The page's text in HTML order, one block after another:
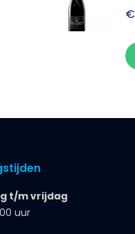
€
t/m vrijdag
uur